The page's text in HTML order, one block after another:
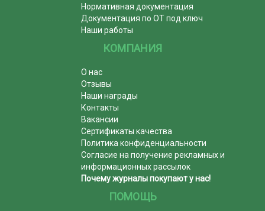
Нормативная документация
Документация по ОТ под ключ
Наши работы
КОМПАНИЯ
О нас
Отзывы
Наши награды
Контакты
Вакансии
Сертификаты качества
Политика конфиденциальности
Согласие на получение рекламных и
информационных рассылок
Почему журналы покупают у нас!
ПОМОЩЬ